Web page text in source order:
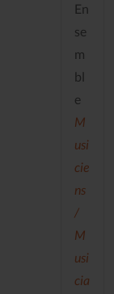
En
se
m
bl
e
M
usi
cie
ns
/
M
usi
cia